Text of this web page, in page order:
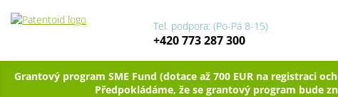
Tel. podpora: (Po-Pá 8-15)
+420 773 287 300
Grantový program SME Fund (dotace až 700 EUR na registraci
Předpokládáme, že se grantový program bude